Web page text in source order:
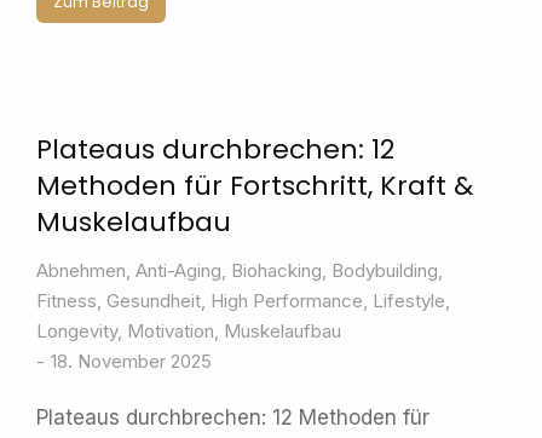
Plateaus durchbrechen: 12
Methoden für Fortschritt, Kraft &
Muskelaufbau
Abnehmen, Anti-Aging, Biohacking, Bodybuilding,
Fitness, Gesundheit, High Performance, Lifestyle,
Longevity, Motivation, Muskelaufbau
18. November 2025
Plateaus durchbrechen: 12 Methoden für